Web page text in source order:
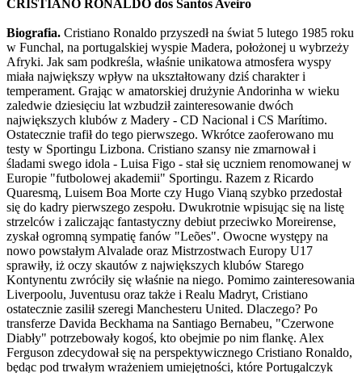
CRISTIANO RONALDO dos Santos Aveiro
Biografia. Cristiano Ronaldo przyszedł na świat 5 lutego 1985 roku
w Funchal, na portugalskiej wyspie Madera, położonej u wybrzeży
Afryki. Jak sam podkreśla, właśnie unikatowa atmosfera wyspy
miała największy wpływ na ukształtowany dziś charakter i
temperament. Grając w amatorskiej drużynie Andorinha w wieku
zaledwie dziesięciu lat wzbudził zainteresowanie dwóch
największych klubów z Madery - CD Nacional i CS Marítimo.
Ostatecznie trafił do tego pierwszego. Wkrótce zaoferowano mu
testy w Sportingu Lizbona. Cristiano szansy nie zmarnował i
śladami swego idola - Luisa Figo - stał się uczniem renomowanej w
Europie "futbolowej akademii" Sportingu. Razem z Ricardo
Quaresmą, Luisem Boa Morte czy Hugo Vianą szybko przedostał
się do kadry pierwszego zespołu. Dwukrotnie wpisując się na listę
strzelców i zaliczając fantastyczny debiut przeciwko Moreirense,
zyskał ogromną sympatię fanów "Leões". Owocne występy na
nowo powstałym Alvalade oraz Mistrzostwach Europy U17
sprawiły, iż oczy skautów z największych klubów Starego
Kontynentu zwróciły się właśnie na niego. Pomimo zainteresowania
Liverpoolu, Juventusu oraz także i Realu Madryt, Cristiano
ostatecznie zasilił szeregi Manchesteru United. Dlaczego? Po
transferze Davida Beckhama na Santiago Bernabeu, "Czerwone
Diabły" potrzebowały kogoś, kto obejmie po nim flankę. Alex
Ferguson zdecydował się na perspektywicznego Cristiano Ronaldo,
będąc pod trwałym wrażeniem umiejętności, które Portugalczyk